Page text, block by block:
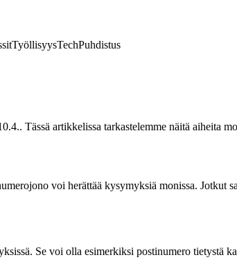
TyöllisyysTechPuhdistus
Tässä artikkelissa tarkastelemme näitä aiheita
voi herättää kysymyksiä monissa. Jotkut
Se voi olla esimerkiksi postinumero tietystä